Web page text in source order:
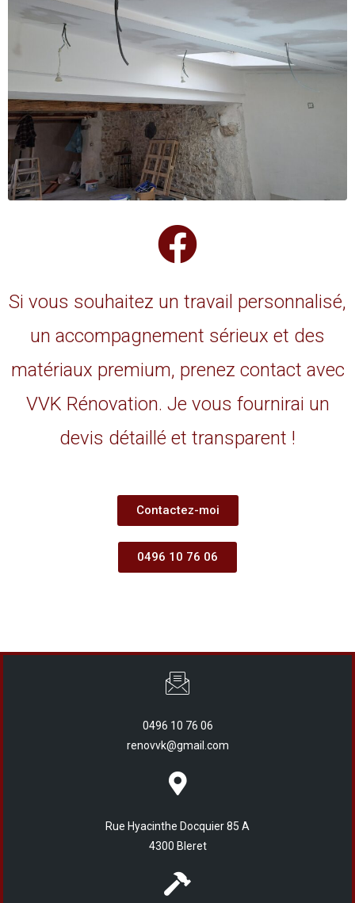
Si vous souhaitez un travail personnalisé,
un accompagnement sérieux et des
matériaux premium, prenez contact avec
VVK Rénovation. Je vous fournirai un
devis détaillé et transparent !
Contactez-moi
0496 10 76 06
0496 10 76 06
renovvk@gmail.com
Rue Hyacinthe Docquier 85 A
4300 Bleret